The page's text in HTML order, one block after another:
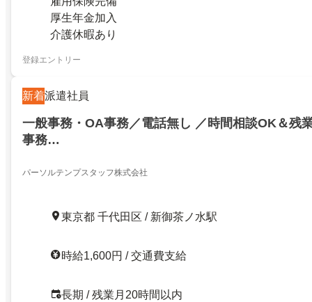
厚生年金加入
介護休暇あり
登録エントリー
新着派遣社員
一般事務・OA事務／電話無し ／時間相談OK＆残
事務…
パーソルテンプスタッフ株式会社
東京都 千代田区 / 新御茶ノ水駅
時給1,600円 / 交通費支給
長期 / 残業月20時間以内